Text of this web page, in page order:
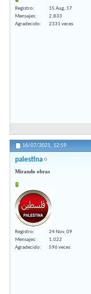
Registro
15 Aug, 17
Mensajes
2,833
Agradecido
2331 veces
16/07/2021, 12:59
palestina
Mirando obras
Registro
24 Nov, 09
Mensajes
1,022
Agradecido
596 veces